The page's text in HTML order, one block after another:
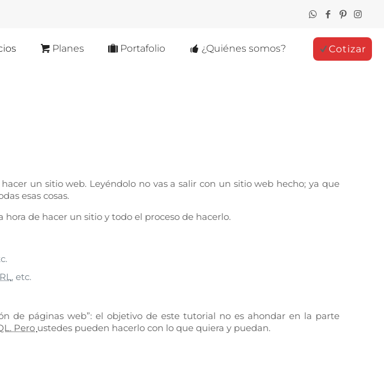
Planes Portafolio ¿Quiénes somos? Cotizar
un sitio web. Leyéndolo no vas a salir con un sitio web hecho; ya que
esas cosas.
de hacer un sitio y todo el proceso de hacerlo.
, etc.
de páginas web”: el objetivo de este tutorial no es ahondar en la parte
Pero ustedes pueden hacerlo con lo que quiera y puedan.